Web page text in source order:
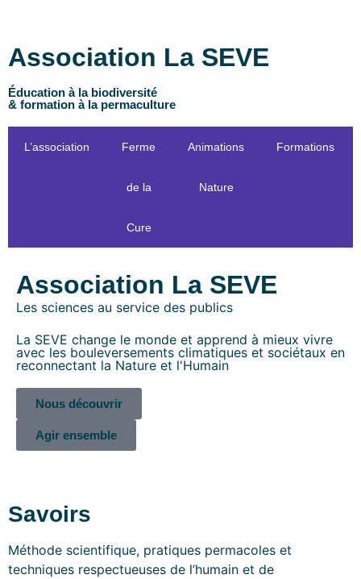
Association La SEVE
Éducation à la biodiversité
& formation à la permaculture
L’association Ferme
de la
Cure
Animations
Nature
Formations
Association La SEVE
Les sciences au service des publics
La SEVE change le monde et apprend à mieux vivre
avec les bouleversements climatiques et sociétaux en
reconnectant la Nature et l'Humain
Nous découvrir
Agir ensemble
Savoirs
Méthode scientifique, pratiques permacoles et
techniques respectueuses de l’humain et de